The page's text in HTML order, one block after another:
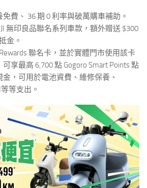
費、 36 期 0 利率與破萬購車補助。
無印良品聯名系列車款，額外贈送 $300
金。
聯名卡，並於實體門市使用該卡
享最高 6,700 點 Gogoro Smart Points 點
，可用於電池資費、維修保養、
等支出。